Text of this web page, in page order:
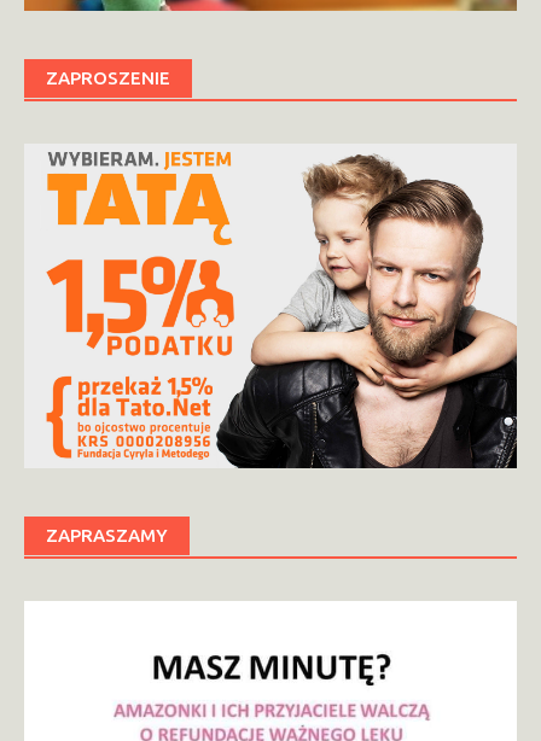
ZAPROSZENIE
ZAPRASZAMY